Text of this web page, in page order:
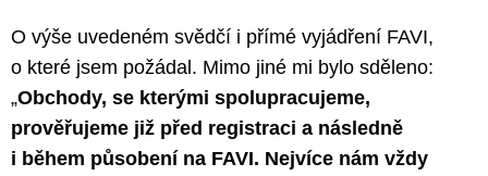
O výše uvedeném svědčí i přímé vyjádření FAVI,
o které jsem požádal. Mimo jiné mi bylo sděleno:
„Obchody, se kterými spolupracujeme,
prověřujeme již před registraci a následně
i během působení na FAVI. Nejvíce nám vždy